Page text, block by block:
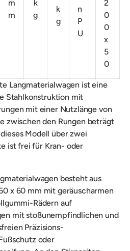
m
m
k
g
k
g
n
P
U
2
0
0
x
5
0
Langmaterialwagen ist eine
Stahlkonstruktion mit
mit einer Nutzlänge von
zwischen den Rungen beträgt
Modell über zwei
ist frei für Kran- oder
besteht aus
x 60 mm mit geräuscharmen
Rädern auf
mit stoßunempfindlichen und
Präzisions-
oder